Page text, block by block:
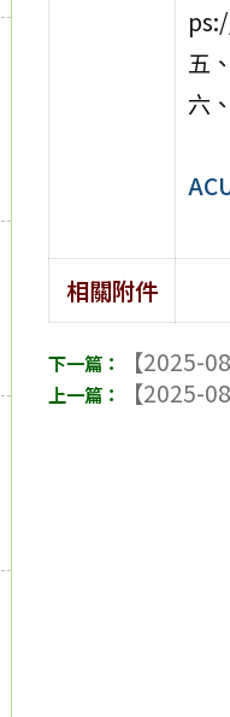
五
六
相關附件
【2025-
【2025-